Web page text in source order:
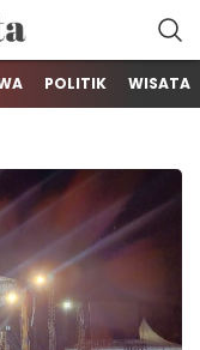
POLITIK WISATA